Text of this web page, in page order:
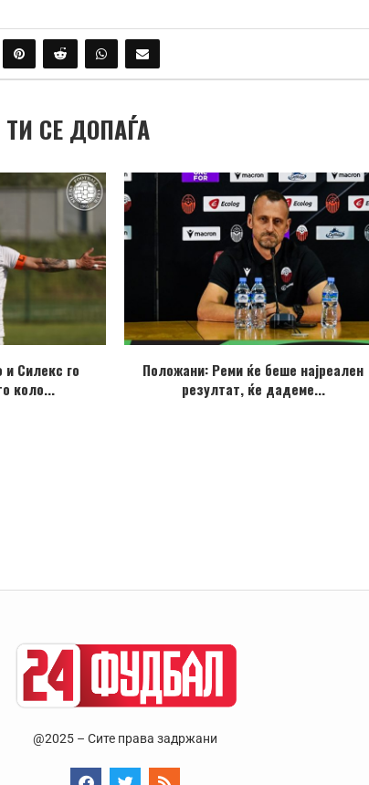
СЕ ДОПАЃА
и Силекс го
коло...
Положани: Реми ќе беше најреален
резултат, ќе дадеме...
@2025 – Сите права задржани